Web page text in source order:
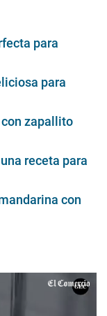
para
para
zapallito
receta para
con